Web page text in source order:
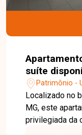
suíte
Patrimônio
Patrimônio -
Localizado no
MG, este
privilegiada da